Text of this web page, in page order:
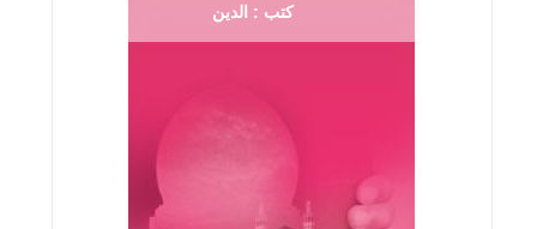
كتب : الدين